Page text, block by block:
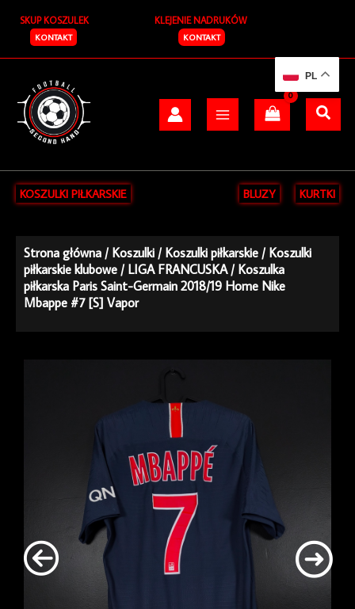
treści
SKUP KOSZULEK
KONTAKT
KLEJENIE NADRUKÓW
KONTAKT
KOSZULKI PIŁKARSKIE BLUZY KURTKI
Strona główna /Koszulki /Koszulki piłkarskie /Koszulki
piłkarskie klubowe /LIGA FRANCUSKA/ Koszulka
piłkarska Paris Saint-Germain 2018/19 Home Nike
Mbappe #7 [S] Vapor
PL